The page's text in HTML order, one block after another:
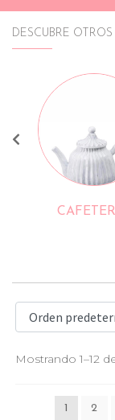
DESCUBRE
Mostrando 1–12
1 2